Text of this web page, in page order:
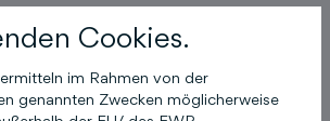
Cookies.
im Rahmen von der
genannten Zwecken möglicherweise